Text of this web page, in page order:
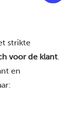
strikte
voor de klant.
en